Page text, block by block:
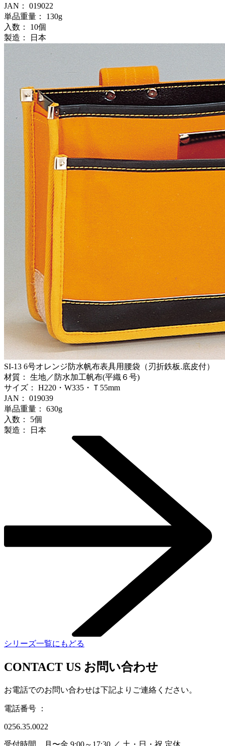
JAN：
019022
単品重量：
130g
入数：
10個
製造：
日本
SI-13 6号オレンジ防水帆布表具用腰袋（刃折鉄板.底皮付）
材質：
生地／防水加工帆布(平織６号)
サイズ：
H220・W335・Ｔ55mm
JAN：
019039
単品重量：
630g
入数：
5個
製造：
日本
シリーズ一覧にもどる
CONTACT US お問い合わせ
お電話でのお問い合わせは下記よりご連絡ください。
電話番号 ：
0256.35.0022